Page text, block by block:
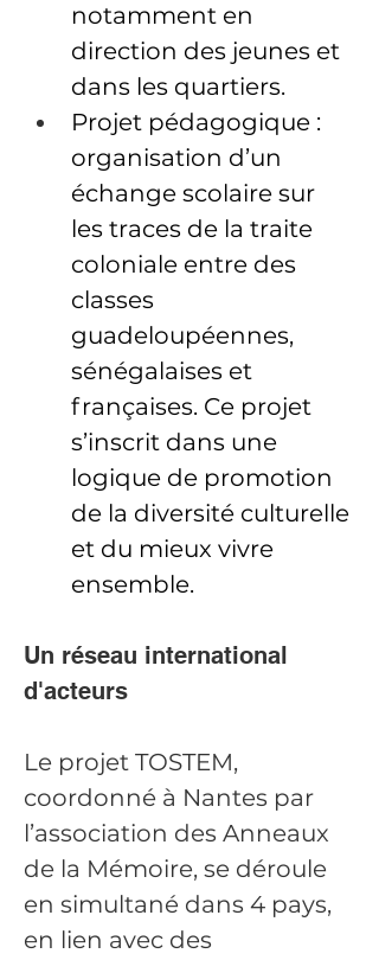
notamment en
direction des jeunes et
dans les quartiers.
Projet pédagogique :
organisation d’un
échange scolaire sur
les traces de la traite
coloniale entre des
classes
guadeloupéennes,
sénégalaises et
françaises. Ce projet
s’inscrit dans une
logique de promotion
de la diversité culturelle
et du mieux vivre
ensemble.
Un réseau international
d'acteurs
Le projet TOSTEM,
coordonné à Nantes par
l’association des Anneaux
de la Mémoire, se déroule
en simultané dans 4 pays,
en lien avec des